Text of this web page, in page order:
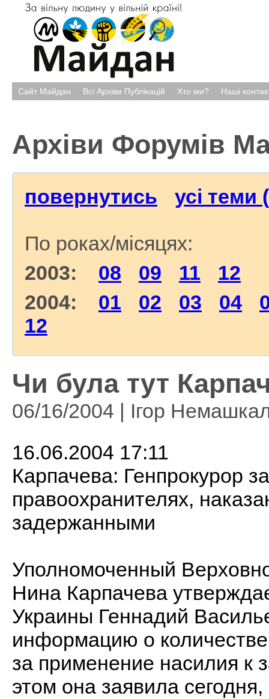
Сайт Майдан Всі Архіви Публікацій Хто ми? Наші
Архіви Форумів
повернутись усі теми
По роках/місяцях:
2003: 08 09 11
12
2004: 01 02 03 04
12
Чи була тут
06/16/2004 | Ігор
16.06.2004 17:11
Карпачева: Генпрокурор
правоохранителях,
задержанными
Уполномоченный
Нина Карпачева
Украины Геннадий
информацию о
за применение насилия
этом она заявила